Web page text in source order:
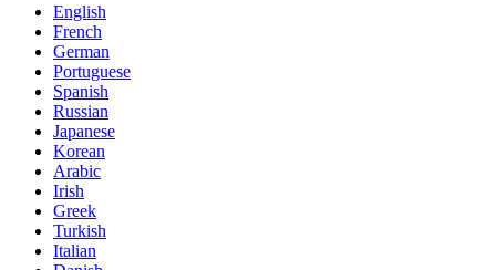
English
French
German
Portuguese
Spanish
Russian
Japanese
Korean
Arabic
Irish
Greek
Turkish
Italian